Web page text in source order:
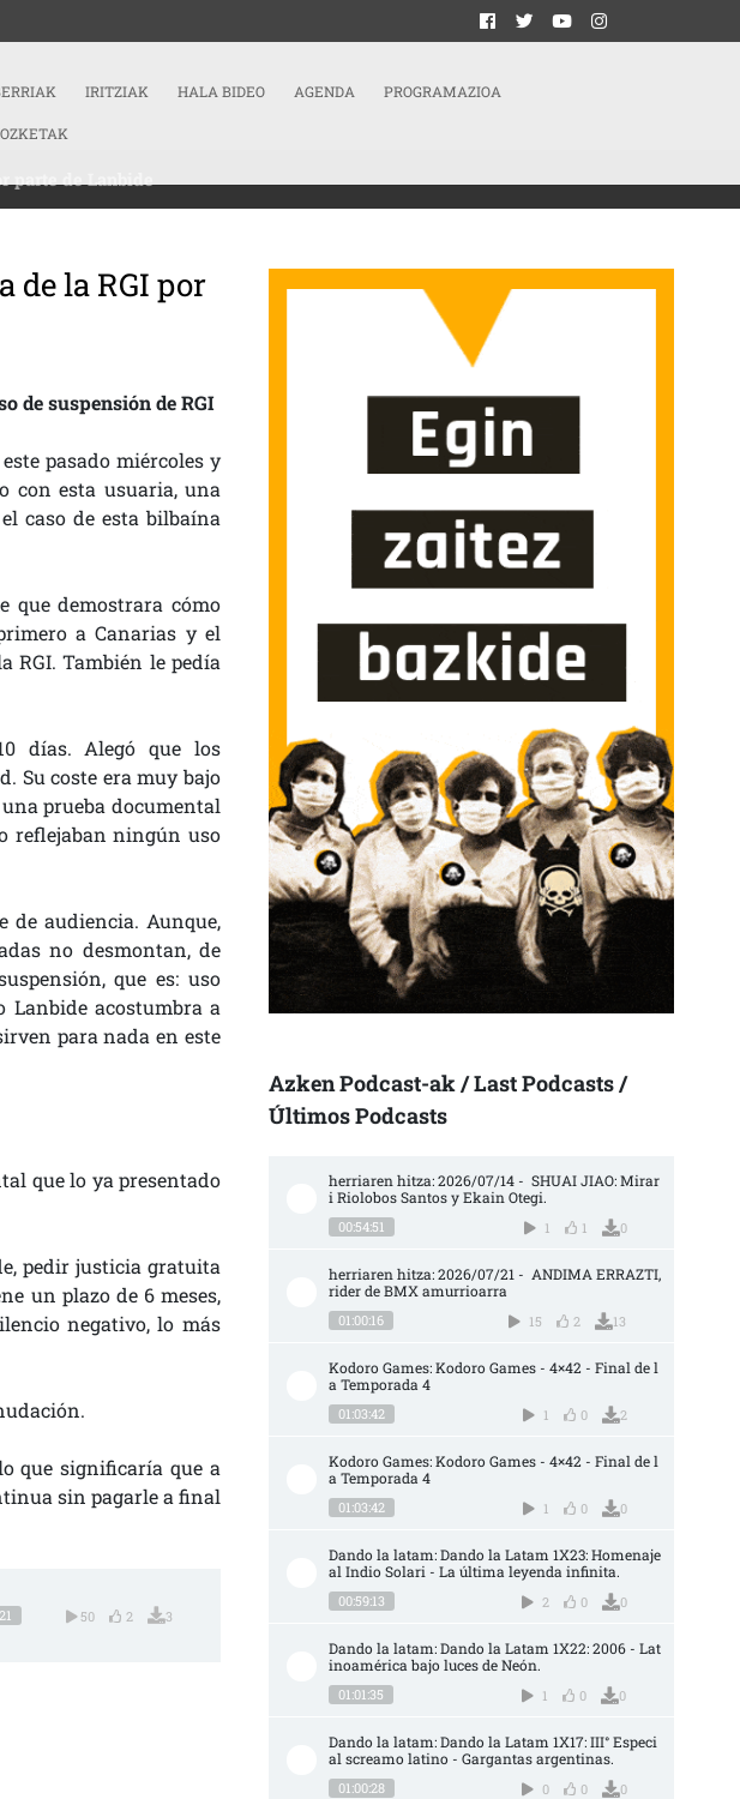
IRITZIAK HALA BIDEO AGENDA PROGRAMAZIOA
parte de Lanbide
de la RGI por
| NUEVO CASO DE SUSPENSIÓN INJUSTA DE LA RGI POR PARTE DE LANBIDE
de suspensión de RGI
este pasado miércoles y
con esta usuaria, una
caso de esta bilbaína
que demostrara cómo
a Canarias y el
RGI. También le pedía
días. Alegó que los
Su coste era muy bajo
prueba documental
reflejaban ningún uso
de audiencia. Aunque,
no desmontan, de
que es: uso
Lanbide acostumbra a
para nada en este
que lo ya presentado
pedir justicia gratuita
un plazo de 6 meses,
negativo, lo más
que significaría que a
sin pagarle a final
50 2 3
Azken Podcast-ak / Last Podcasts /
Últimos Podcasts
herriaren hitza: 2026/07/14 -  SHUAI JIAO: Mirar
i Riolobos Santos y Ekain Otegi.
00:54:51 1 1 0
herriaren hitza: 2026/07/21 -  ANDIMA ERRAZTI,
rider de BMX amurrioarra
01:00:16 15 2 13
Kodoro Games: Kodoro Games - 4×42 - Final de l
a Temporada 4
01:03:42 1 0 2
Kodoro Games: Kodoro Games - 4×42 - Final de l
a Temporada 4
01:03:42 1 0 0
Dando la latam: Dando la Latam 1X23: Homenaje
al Indio Solari - La última leyenda infinita.
00:59:13 2 0 0
Dando la latam: Dando la Latam 1X22: 2006 - Lat
inoamérica bajo luces de Neón.
01:01:35 1 0 0
Dando la latam: Dando la Latam 1X17: III° Especi
al screamo latino - Gargantas argentinas.
01:00:28 0 0 0